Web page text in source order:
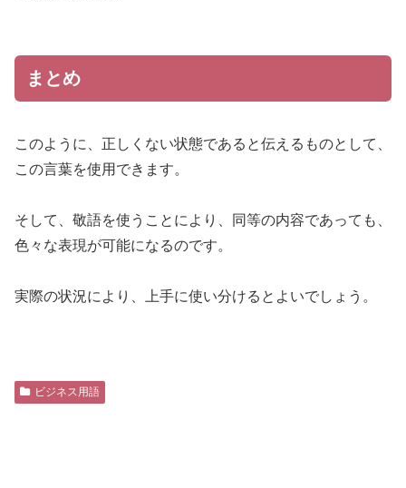
まとめ
このように、正しくない状態であると伝えるものとして、
この言葉を使用できます。
そして、敬語を使うことにより、同等の内容であっても、
色々な表現が可能になるのです。
実際の状況により、上手に使い分けるとよいでしょう。
ビジネス用語